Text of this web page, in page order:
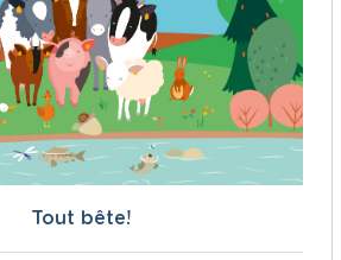
Tout bête!